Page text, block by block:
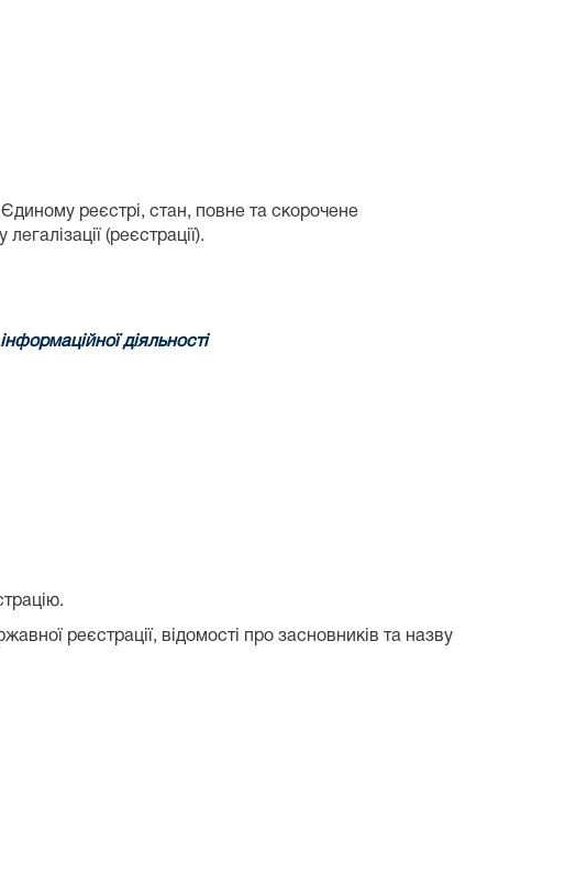
реєстрі, стан, повне та скорочене
(реєстрації).
діяльності
реєстрації, відомості про засновників та назву